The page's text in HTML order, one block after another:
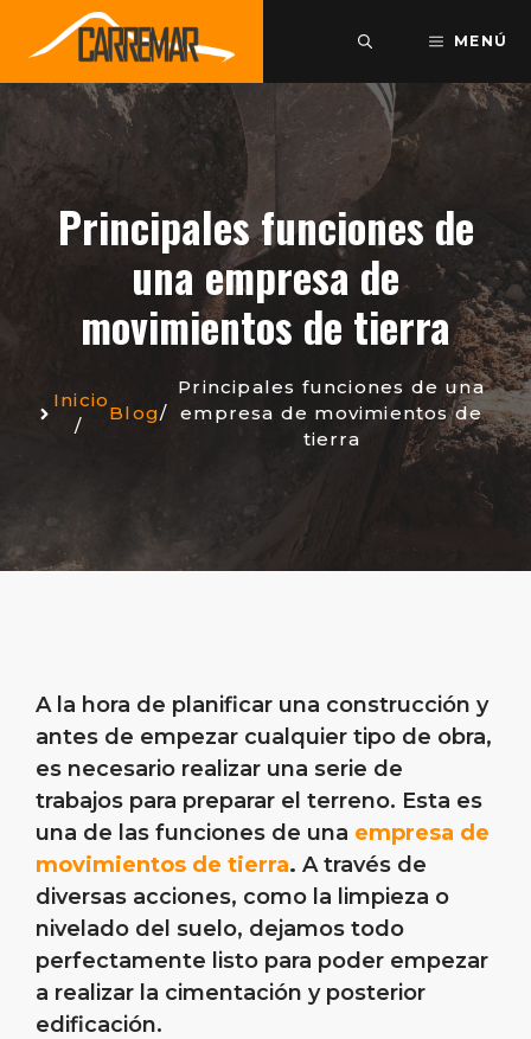
contenido
MENÚ
Principales funciones de
una empresa de
movimientos de tierra
Inicio
/
Blog/
Principales funciones de una
empresa de movimientos de
tierra
A la hora de planificar una construcción y
antes de empezar cualquier tipo de obra,
es necesario realizar una serie de
trabajos para preparar el terreno. Esta es
una de las funciones de una empresa de
movimientos de tierra. A través de
diversas acciones, como la limpieza o
nivelado del suelo, dejamos todo
perfectamente listo para poder empezar
a realizar la cimentación y posterior
edificación.